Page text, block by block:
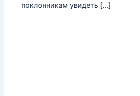
поклонникам увидеть […]